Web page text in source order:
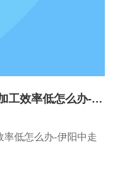
中走丝，线切割，中走丝线切割机床加工效率低怎么办-伊阳中走丝
率低怎么办-伊阳中走